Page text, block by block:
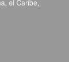
el Caribe,